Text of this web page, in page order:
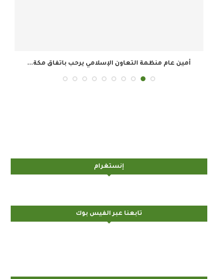
أمين عام منظمة التعاون الإسلامي يرحب باتفاق مكة...
إنستغرام
تابعنا عبر الفيس بوك